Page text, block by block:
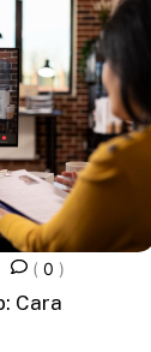
( 0 )
Cara